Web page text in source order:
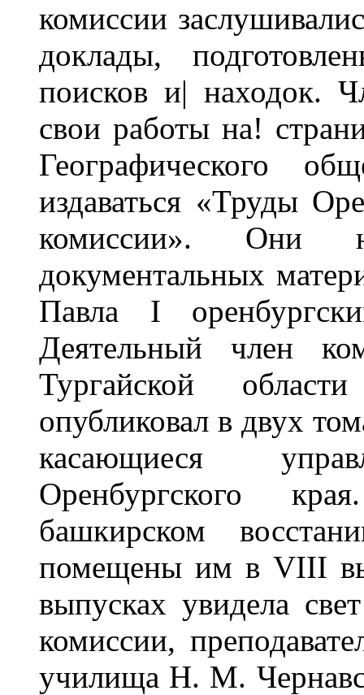
комиссии
доклады,
поисков и| находок.
свои работы на!
Географического
издаваться «Труды
комиссии». Они
документальных
Павла I
Деятельный член
Тургайской
опубликовал в двух
касающиеся
Оренбургского
башкирском
помещены им в VIII
выпусках увидела
комиссии,
училища Н. М.